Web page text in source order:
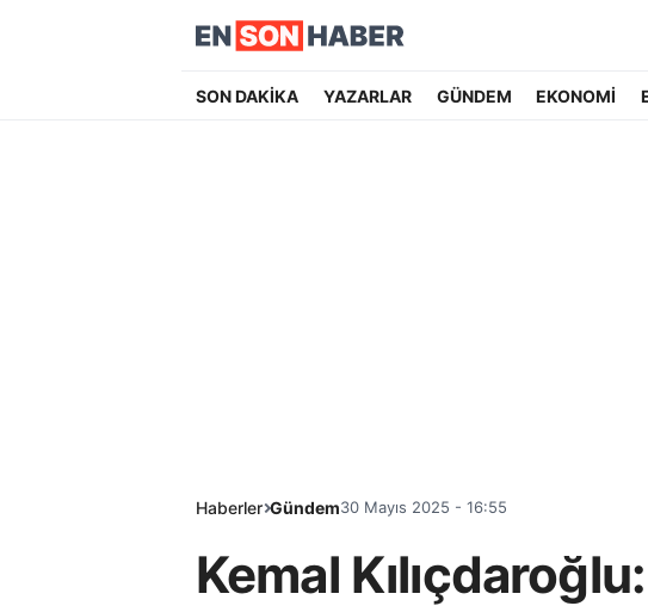
SON DAKİKA YAZARLAR GÜNDEM EKONOMİ
Haberler Gündem30 Mayıs 2025 - 16:55
Kemal